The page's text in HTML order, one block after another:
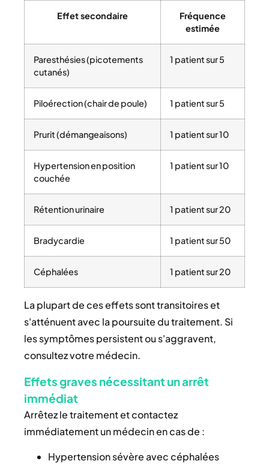
Effet secondaire
Fréquence
estimée
Paresthésies (picotements
cutanés)
1 patient sur 5
Piloérection (chair de poule) 1 patient sur 5
Prurit (démangeaisons) 1 patient sur 10
Hypertension en position
couchée
1 patient sur 10
Rétention urinaire 1 patient sur 20
Bradycardie 1 patient sur 50
Céphalées 1 patient sur 20
La plupart de ces effets sont transitoires et
s'atténuent avec la poursuite du traitement. Si
les symptômes persistent ou s'aggravent,
consultez votre médecin.
Effets graves nécessitant un arrêt
immédiat
Arrêtez le traitement et contactez
immédiatement un médecin en cas de :
Hypertension sévère avec céphalées